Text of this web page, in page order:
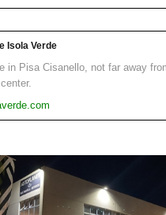
Isola Verde
in Pisa Cisanello, not far away